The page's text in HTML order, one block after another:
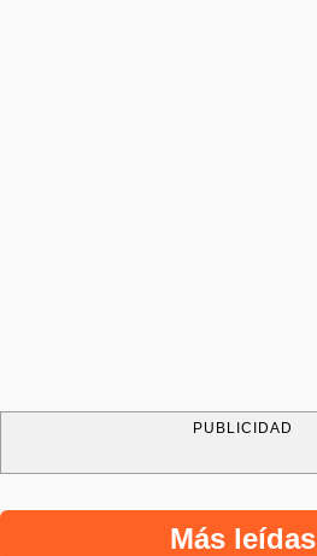
PUBLICIDAD
Más leídas